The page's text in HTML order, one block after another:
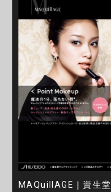
MAQuillAGE｜資生堂